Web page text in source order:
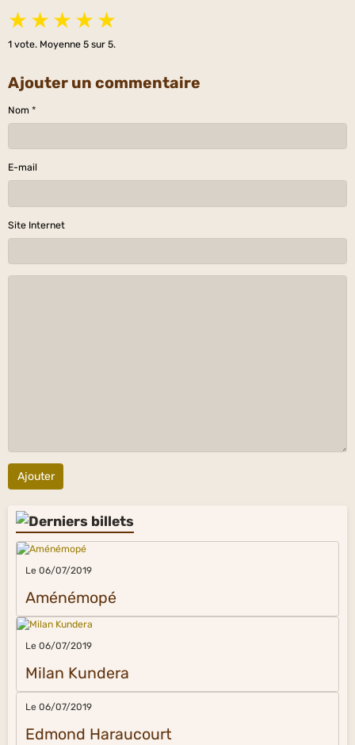
★ ★ ★ ★ ★
1 vote. Moyenne 5 sur 5.
Ajouter un commentaire
Nom
E-mail
Site Internet
Ajouter
Le 06/07/2019
Aménémopé
Le 06/07/2019
Milan Kundera
Le 06/07/2019
Edmond Haraucourt